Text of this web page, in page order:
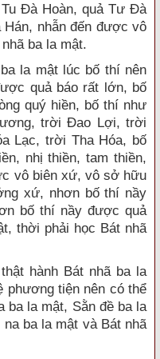
Đà Hoàn, quả Tư Đà
Hán, nhẫn đến được vô
ba la mật.
la mật lúc bố thí nên
quả báo rất lớn, bố
quý hiền, bố thí như
trời Đao Lợi, trời
Lạc, trời Tha Hóa, bố
nhị thiền, tam thiền,
vô biên xứ, vô sở hữu
xứ, nhơn bố thí nầy
bố thí nầy được quả
thời phải học Bát nhã
hành Bát nhã ba la
phương tiện nên có thể
ba la mật, Sằn đề ba la
ba la mật và Bát nhã